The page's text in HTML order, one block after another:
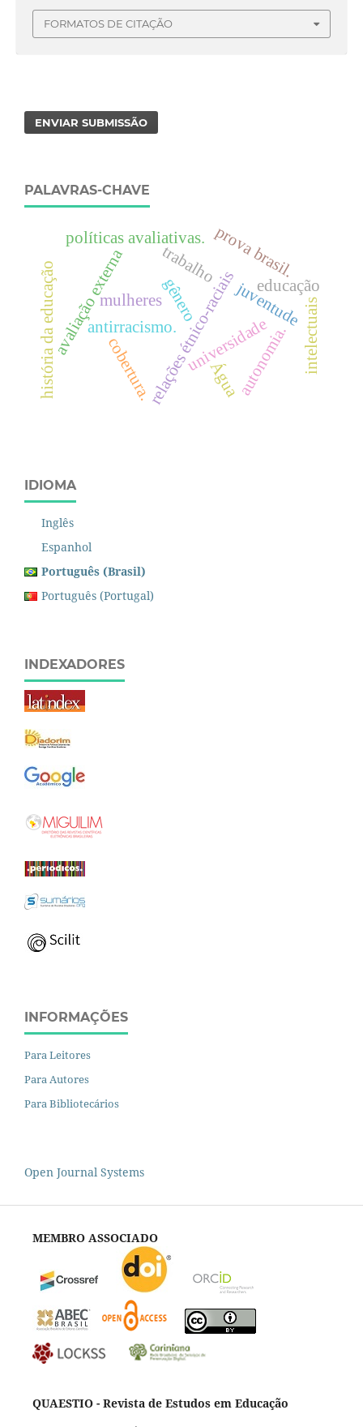
FORMATOS DE CITAÇÃO
ENVIAR SUBMISSÃO
PALAVRAS-CHAVE
relações étnico-raciais
universidade
antirracismo.
avaliação externa
políticas avaliativas.
juventude
educação
trabalho
gênero
história da educação mulheres
prova brasil.
autonomia. intelectuais
cobertura. Água
IDIOMA
Inglês
Espanhol
Português (Brasil)
Português (Portugal)
INDEXADORES
INFORMAÇÕES
Para Leitores
Para Autores
Para Bibliotecários
Open Journal Systems
MEMBRO ASSOCIADO
QUAESTIO - Revista de Estudos em Educação